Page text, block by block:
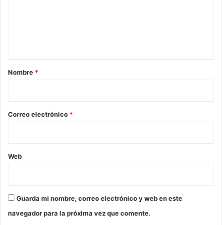
r
*
Nombre *
Correo electrónico *
Web
Guarda mi nombre, correo electrónico y web en este
navegador para la próxima vez que comente.